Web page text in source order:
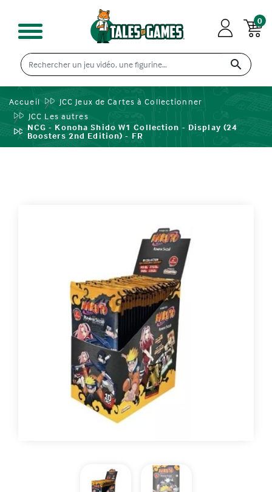

0
Accueil
JCC Jeux de Cartes à Collectionner
JCC Les autres
NCG - Konoha Shido W1 Collection - Display (24
Boosters 2nd Edition) - FR